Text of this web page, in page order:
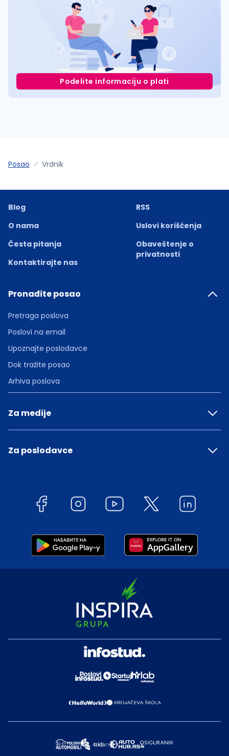
Podelite informaciju o plati
Posao Vrdnik
Blog
O nama
Česta pitanja
Kontaktirajte nas
RSS
Uslovi korišćenja
Obaveštenje o
privatnosti
Pronađite posao
Pretraga poslova
Poslovi na email
Upoznajte poslodavce
Dok tražite posao
Arhiva poslova
Za medije
Za poslodavce